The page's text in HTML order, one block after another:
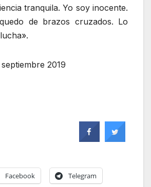
tranquila. Yo soy inocente.
de brazos cruzados. Lo
2019
Facebook Telegram